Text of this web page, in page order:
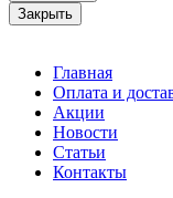
Закрыть
Главная
Оплата и
Акции
Новости
Статьи
Контакты